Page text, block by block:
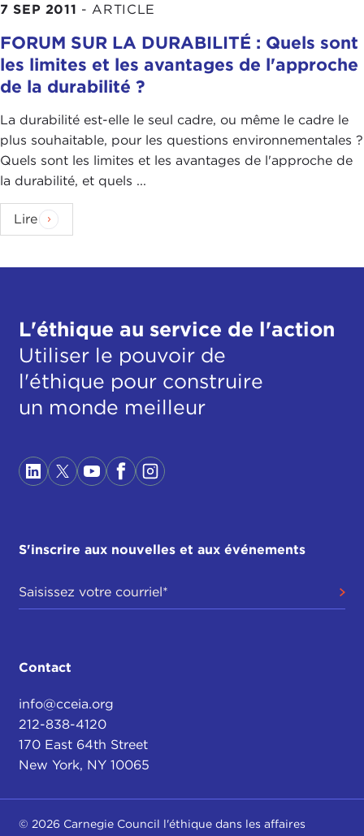
7 SEP 2011 - ARTICLE
FORUM SUR LA DURABILITÉ : Quels sont
les limites et les avantages de l'approche
de la durabilité ?
La durabilité est-elle le seul cadre, ou même le cadre le
plus souhaitable, pour les questions environnementales ?
Quels sont les limites et les avantages de l'approche de
la durabilité, et quels ...
Lire
L'éthique au service de l'action
Utiliser le pouvoir de
l'éthique pour construire
un monde meilleur
S'inscrire aux nouvelles et aux événements
Contact
info@cceia.org
212-838-4120
170 East 64th Street
New York, NY 10065
© 2026 Carnegie Council l'éthique dans les affaires